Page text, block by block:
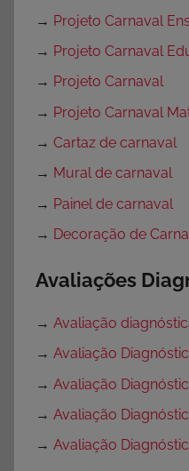
→ Projeto Carnaval
→ Projeto Carnaval
→ Projeto Carnaval
→ Projeto Carnaval
→ Cartaz de carnaval
→ Mural de carnaval
→ Painel de carnaval
→ Decoração de
Avaliações
→ Avaliação
→ Avaliação
→ Avaliação
→ Avaliação
→ Avaliação